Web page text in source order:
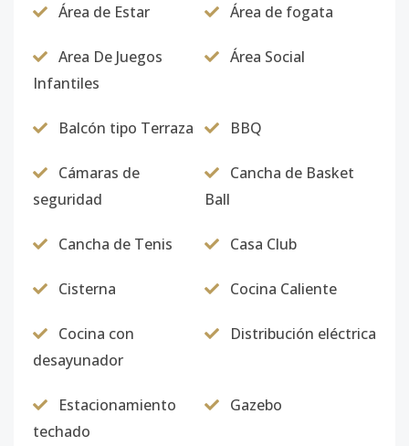
Área de Estar Área de fogata
Area De Juegos
Infantiles
Área Social
Balcón tipo Terraza BBQ
Cámaras de
seguridad
Cancha de Basket
Ball
Cancha de Tenis Casa Club
Cisterna Cocina Caliente
Cocina con
desayunador
Distribución eléctrica
Estacionamiento
techado
Gazebo